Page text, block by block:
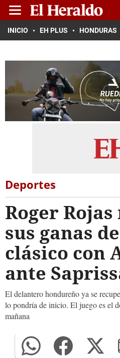
INICIO EH PLUS HONDURAS
Deportes
Roger
sus ganas
clásico con
ante
El delantero hondureño ya se
lo pondría de inicio. El juego es el
mañana